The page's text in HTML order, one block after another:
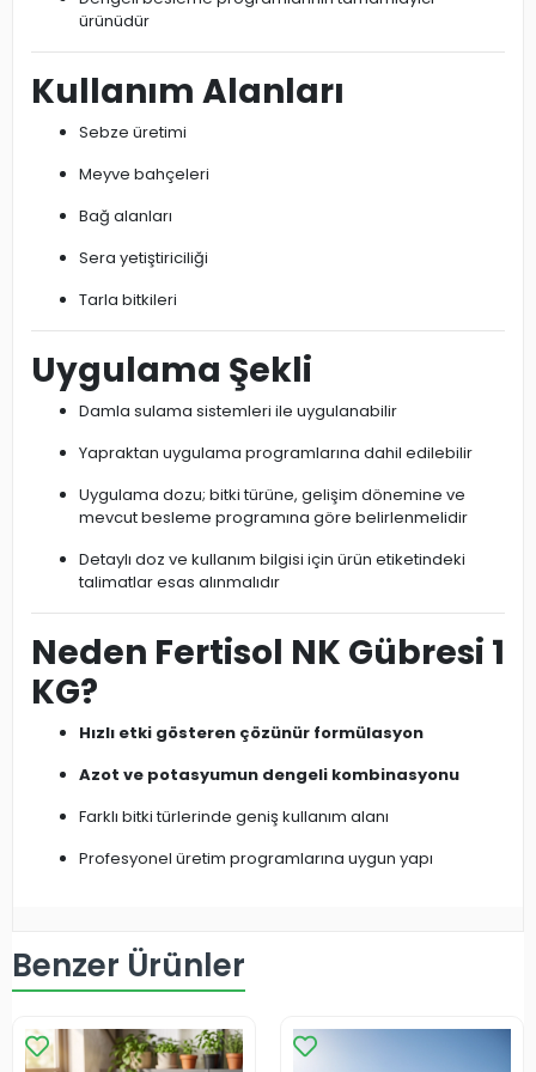
ürünüdür
Kullanım Alanları
Sebze üretimi
Meyve bahçeleri
Bağ alanları
Sera yetiştiriciliği
Tarla bitkileri
Uygulama Şekli
Damla sulama sistemleri ile uygulanabilir
Yapraktan uygulama programlarına dahil edilebilir
Uygulama dozu; bitki türüne, gelişim dönemine ve
mevcut besleme programına göre belirlenmelidir
Detaylı doz ve kullanım bilgisi için ürün etiketindeki
talimatlar esas alınmalıdır
Neden Fertisol NK Gübresi 1
KG?
Hızlı etki gösteren çözünür formülasyon
Azot ve potasyumun dengeli kombinasyonu
Farklı bitki türlerinde geniş kullanım alanı
Profesyonel üretim programlarına uygun yapı
Benzer Ürünler